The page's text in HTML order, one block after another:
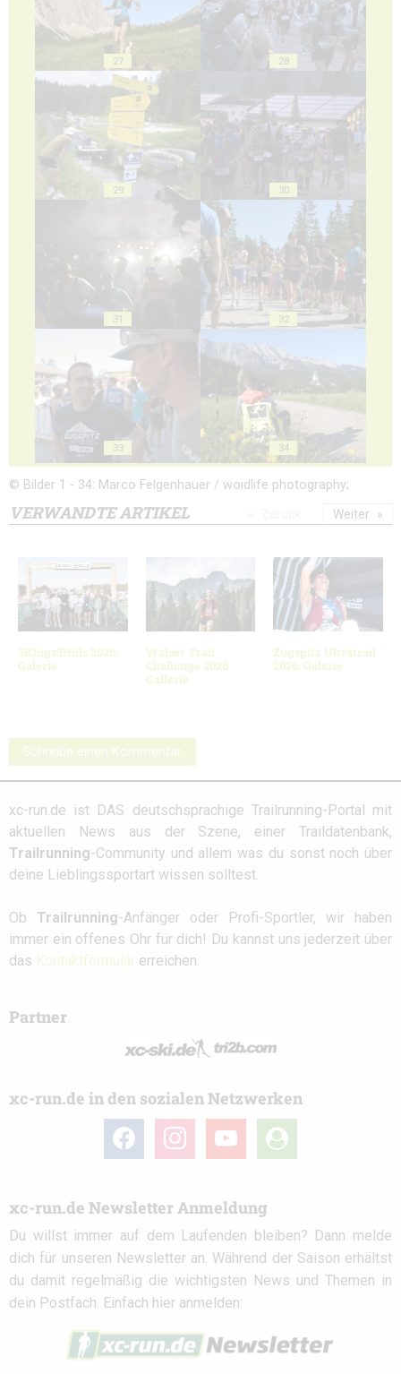
27 28
29 30
31 32
33 34
© Bilder 1 - 34: Marco Felgenhauer / woidlife photography;
VERWANDTE ARTIKEL
3Kings3Hills 2026:
Galerie
Walser Trail
Challenge 2026
Gallerie
Zugspitz Ultratrail
2026: Galerie
Weiter
Schreibe einen Kommentar
xc-run.de ist DAS deutschsprachige Trailrunning-Portal mit
aktuellen News aus der Szene, einer Traildatenbank,
Trailrunning-Community und allem was du sonst noch über
deine Lieblingssportart wissen solltest.
Ob Trailrunning-Anfänger oder Profi-Sportler, wir haben
immer ein offenes Ohr für dich! Du kannst uns jederzeit über
das Kontaktformular erreichen.
Partner
xc-run.de in den sozialen Netzwerken
facebook instagramyoutube
user-
circle
xc-run.de Newsletter Anmeldung
Du willst immer auf dem Laufenden bleiben? Dann melde
dich für unseren Newsletter an. Während der Saison erhältst
du damit regelmäßig die wichtigsten News und Themen in
dein Postfach. Einfach hier anmelden: